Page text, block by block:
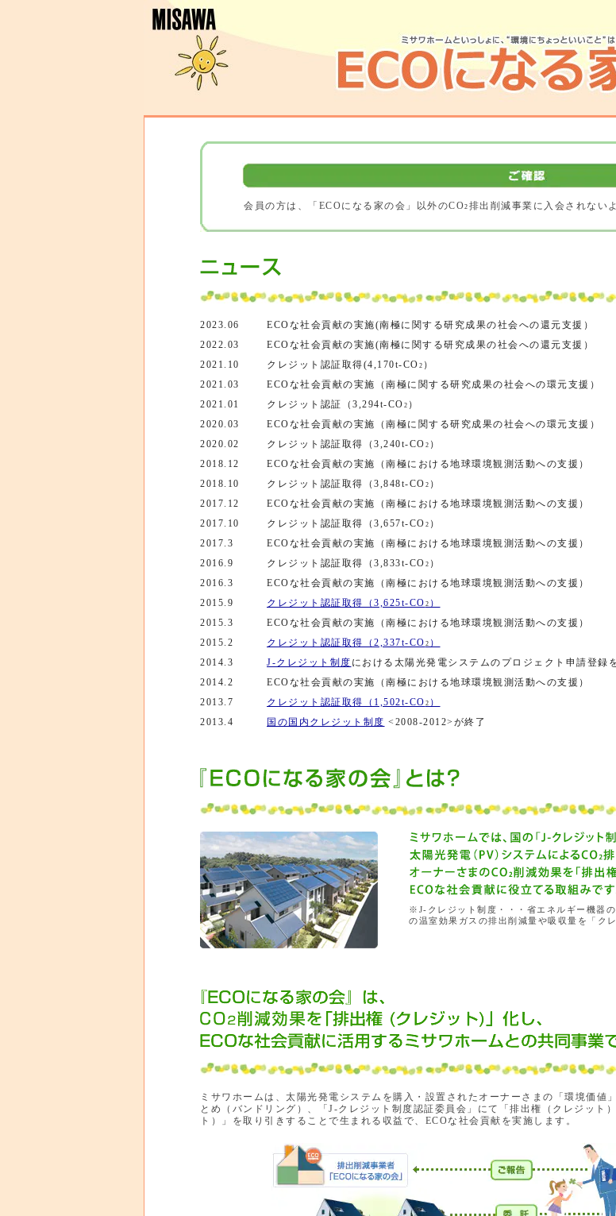
会員の方は、「ECOになる家の会」以外のCO2 排出削減事業に入会されない
2023.06
ECOな社会貢献の実施(南極に関する研究成果の社会への還元支援）
2022.03
ECOな社会貢献の実施(南極に関する研究成果の社会への還元支援）
2021.10
クレジット認証取得(4,170t-CO 2 ）
2021.03
ECOな社会貢献の実施（南極に関する研究成果の社会への環元支援）
2021.01
クレジット認証（3,294t-CO 2 ）
2020.03
ECOな社会貢献の実施（南極に関する研究成果の社会への環元支援）
2020.02
クレジット認証取得（3,240t-CO 2 ）
2018.12
ECOな社会貢献の実施（南極における地球環境観測活動への支援）
2018.10
クレジット認証取得（3,848t-CO 2 ）
2017.12
ECOな社会貢献の実施（南極における地球環境観測活動への支援）
2017.10
クレジット認証取得（3,657t-CO 2 ）
2017.3
ECOな社会貢献の実施（南極における地球環境観測活動への支援）
2016.9
クレジット認証取得（3,833t-CO 2 ）
2016.3
ECOな社会貢献の実施（南極における地球環境観測活動への支援）
2015.9
クレジット認証取得（3,625t-CO 2 ）
2015.3
ECOな社会貢献の実施（南極における地球環境観測活動への支援）
2015.2
クレジット認証取得（2,337t-CO 2 ）
2014.3
J-クレジット制度 における太陽光発電システムのプロジェクト申請登録
2014.2
ECOな社会貢献の実施（南極における地球環境観測活動への支援）
2013.7
クレジット認証取得（1,502t-CO 2 ）
2013.4
国の国内クレジット制度 <2008-2012>が終了
※J-クレジット制度・・・省エネルギー機器
の温室効果ガスの排出削減量や吸収量を「ク
ミサワホームは、太陽光発電システムを購入・設置されたオーナーさまの「環境価値
とめ（バンドリング）、「J-クレジット制度認証委員会」にて「排出権（クレジット
ト）」を取り引きすることで生まれる収益で、ECOな社会貢献を実施します。